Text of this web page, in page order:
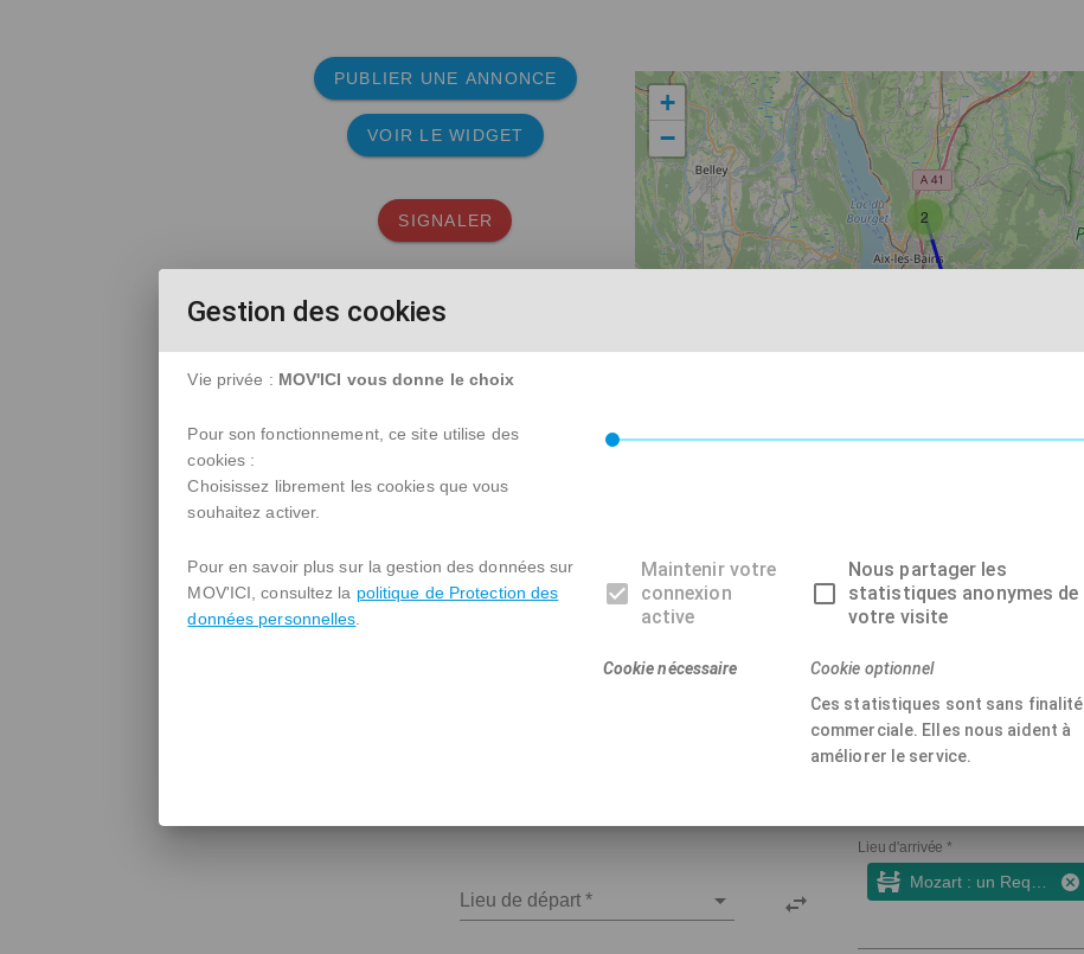
PUBLIER UNE ANNONCE
VOIR LE WIDGET
SIGNALER 2
+
−
Lieu de départ *
Lieu d'arrivée *
Gestion des cookies
Vie privée : MOV'ICI vous donne le choix
Pour son fonctionnement, ce site utilise des
cookies :
Choisissez librement les cookies que vous
souhaitez activer.
Pour en savoir plus sur la gestion des données sur
MOV'ICI, consultez la politique de Protection des
données personnelles
Maintenir votre
connexion
active
Cookie nécessaire
Nous partager les
statistiques anonymes de
votre visite
Cookie optionnel
Ces statistiques sont sans finalité
commerciale. Elles nous aident à
améliorer le service.